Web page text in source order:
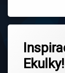
Ekulky!
Velikonoce